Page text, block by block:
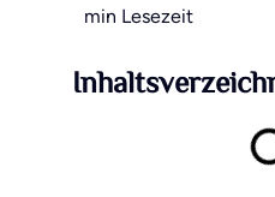
min Lesezeit